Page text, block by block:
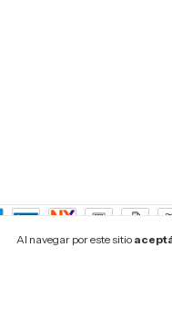
Al navegar por este sitio